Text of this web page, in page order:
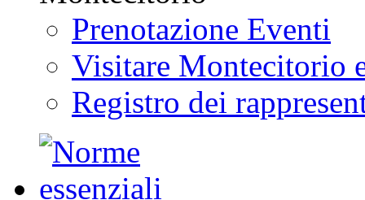
Prenotazione Eventi
Visitare Montecitorio
Registro dei